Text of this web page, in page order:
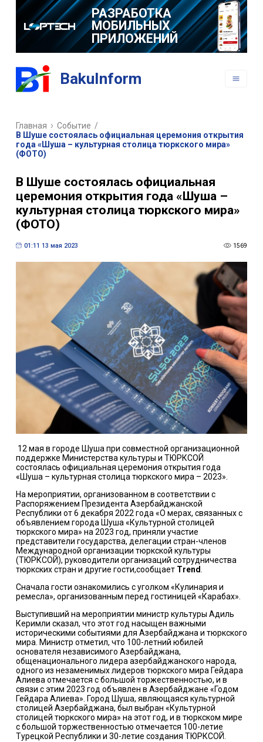
РАЗРАБОТКА
МОБИЛЬНЫХ
ПРИЛОЖЕНИЙ
BakuInform
Главная Событие /
В Шуше состоялась официальная церемония открытия
года «Шуша – культурная столица тюркского мира»
(ФОТО)
В Шуше состоялась официальная
церемония открытия года «Шуша –
культурная столица тюркского мира»
(ФОТО)
01:11 13 мая 2023 1569
12 мая в городе Шуша при совместной организационной
поддержке Министерства культуры и ТЮРКСОЙ
состоялась официальная церемония открытия года
«Шуша – культурная столица тюркского мира – 2023».
На мероприятии, организованном в соответствии с
Распоряжением Президента Азербайджанской
Республики от 6 декабря 2022 года «О мерах, связанных с
объявлением города Шуша «Культурной столицей
тюркского мира» на 2023 год, приняли участие
представители государства, делегации стран-членов
Международной организации тюркской культуры
(ТЮРКСОЙ), руководители организаций сотрудничества
тюркских стран и другие гости,сообщает Trend.
Сначала гости ознакомились с уголком «Кулинария и
ремесла», организованным перед гостиницей «Карабах».
Выступивший на мероприятии министр культуры Адиль
Керимли сказал, что этот год насыщен важными
историческими событиями для Азербайджана и тюркского
мира. Министр отметил, что 100-летний юбилей
основателя независимого Азербайджана,
общенационального лидера азербайджанского народа,
одного из незаменимых лидеров тюркского мира Гейдара
Алиева отмечается с большой торжественностью, и в
связи с этим 2023 год объявлен в Азербайджане «Годом
Гейдара Алиева». Город Шуша, являющаяся культурной
столицей Азербайджана, был выбран «Культурной
столицей тюркского мира» на этот год, и в тюркском мире
с большой торжественностью отмечается 100-летие
Турецкой Республики и 30-летие создания ТЮРКСОЙ.